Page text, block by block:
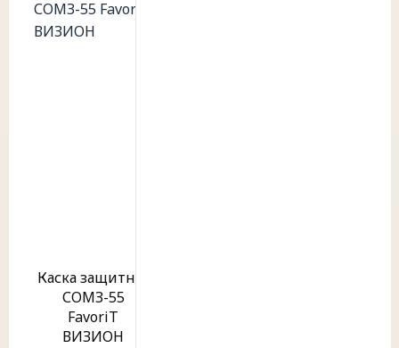
Каска защитная
СОМЗ-55
FavoriT
ВИЗИОН